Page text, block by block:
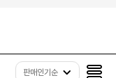
판매인기순